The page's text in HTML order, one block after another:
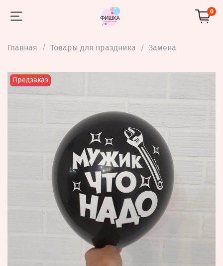
0
Главная Товары для праздника Замена
Предзаказ